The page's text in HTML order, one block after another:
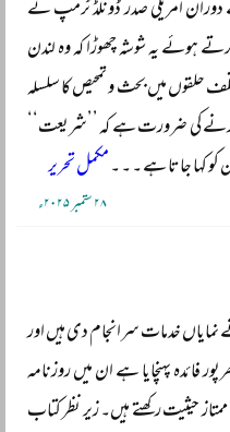
دوران امریکی صدر ڈونلڈ ٹرمپ نے
ہوئے یہ شوشہ چھوڑا کہ وہ لندن
حلقوں میں بحث و تمحیص کا سلسلہ
کی ضرورت ہے کہ ’’شریعت‘‘
کو کہا جاتا ہے ۔ ۔ ۔ مکمل تحریر
۲۸ ستمبر ۲۰۲۵ء
خدمات سرانجام دی ہیں اور
فائدہ پہنچایا ہے ان میں روزنامہ
حیثیت رکھتے ہیں۔ زیر نظر کتاب